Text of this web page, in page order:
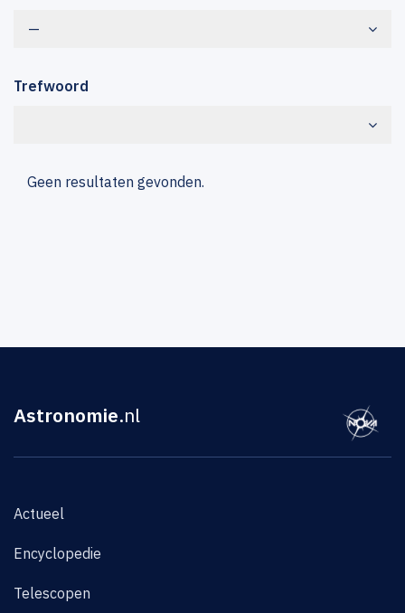
—
Trefwoord
Geen resultaten gevonden.
Astronomie.nl
Actueel
Encyclopedie
Telescopen